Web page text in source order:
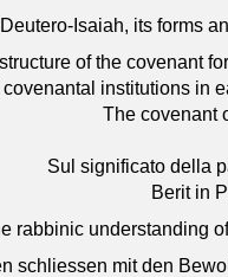
Isaiah, its forms
of the covenant
The covenant
Sul significato della
Berit in
rabbinic understanding
schliessen mit den